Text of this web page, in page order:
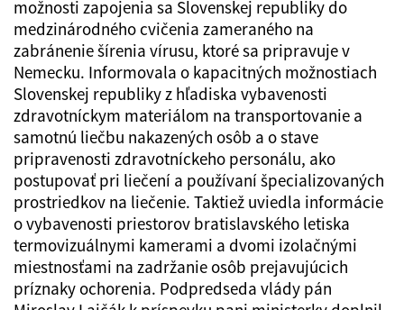
možnosti zapojenia sa Slovenskej republiky do
medzinárodného cvičenia zameraného na
zabránenie šírenia vírusu, ktoré sa pripravuje v
Nemecku. Informovala o kapacitných možnostiach
Slovenskej republiky z hľadiska vybavenosti
zdravotníckym materiálom na transportovanie a
samotnú liečbu nakazených osôb a o stave
pripravenosti zdravotníckeho personálu, ako
postupovať pri liečení a používaní špecializovaných
prostriedkov na liečenie. Taktiež uviedla informácie
o vybavenosti priestorov bratislavského letiska
termovizuálnymi kamerami a dvomi izolačnými
miestnosťami na zadržanie osôb prejavujúcich
príznaky ochorenia. Podpredseda vlády pán